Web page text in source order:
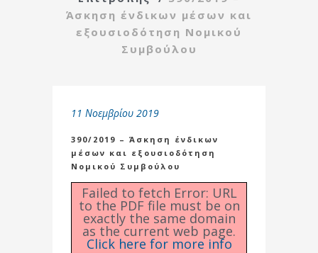
Άσκηση ένδικων μέσων και
εξουσιοδότηση Νομικού
Συμβούλου
11 Νοεμβρίου 2019
390/2019 – Άσκηση ένδικων
μέσων και εξουσιοδότηση
Νομικού Συμβούλου
Failed to fetch Error: URL
to the PDF file must be on
exactly the same domain
as the current web page.
Click here for more info